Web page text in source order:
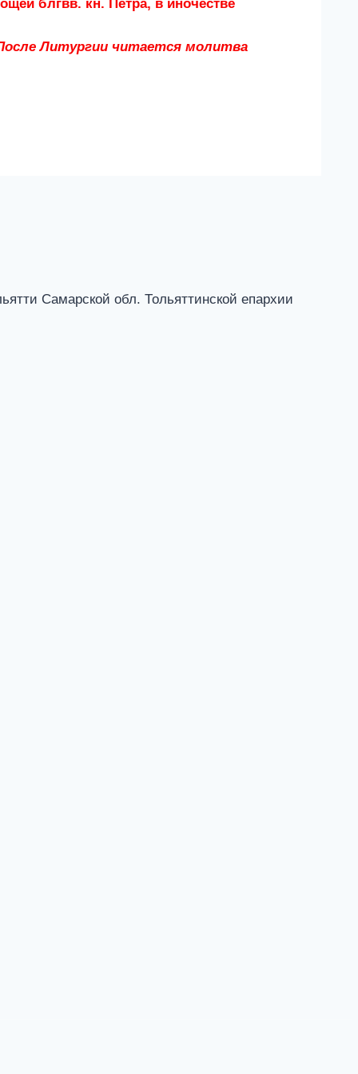
блгвв. кн. Петра, в иночестве
Литургии читается молитва
Самарской обл. Тольяттинской епархии